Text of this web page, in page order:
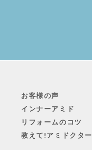
お客様の声
インナーアミド
リフォームのコツ
教えて!アミドクター